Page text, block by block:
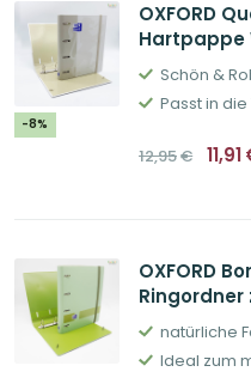
-8%
OXFORD
Hartpappe
Schön &
Passt in
12,95€ 11,91
OXFORD
Ringordner
natürliche
Ideal zum